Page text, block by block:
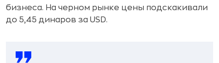
бизнеса. На черном рынке цены подскакивали
до 5,45 динаров за USD.